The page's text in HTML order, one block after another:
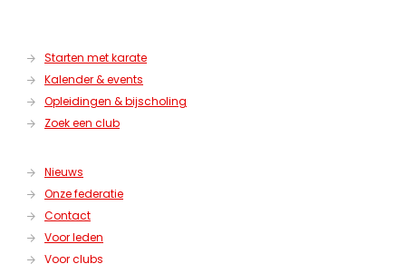
Starten met karate
Kalender & events
Opleidingen & bijscholing
Zoek een club
Nieuws
Onze federatie
Contact
Voor leden
Voor clubs